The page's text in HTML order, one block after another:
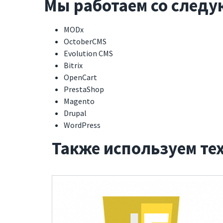
Мы работаем со
MODx
OctoberCMS
Evolution CMS
Bitrix
OpenCart
PrestaShop
Magento
Drupal
WordPress
Также используем
Разработка ПО
Готовые решения
Блог
Запустили сервис онлайн-
тренировок SculptOnline